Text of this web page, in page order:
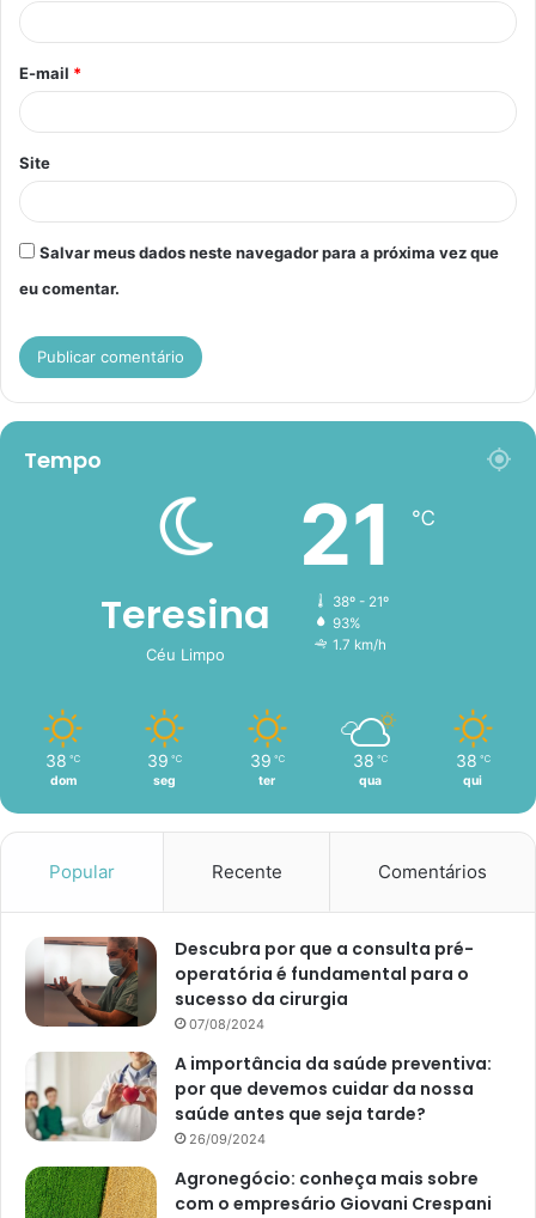
*
E-mail *
Site
Salvar meus dados neste navegador para a próxima vez que
eu comentar.
Tempo
Teresina
Céu Limpo
21 ℃
38º - 21º
93%
1.7 km/h
38 ℃
dom
39 ℃
seg
39 ℃
ter
38 ℃
qua
38 ℃
qui
Popular Recente Comentários
Descubra por que a consulta pré-
operatória é fundamental para o
sucesso da cirurgia
07/08/2024
A importância da saúde preventiva:
por que devemos cuidar da nossa
saúde antes que seja tarde?
26/09/2024
Agronegócio: conheça mais sobre
com o empresário Giovani Crespani